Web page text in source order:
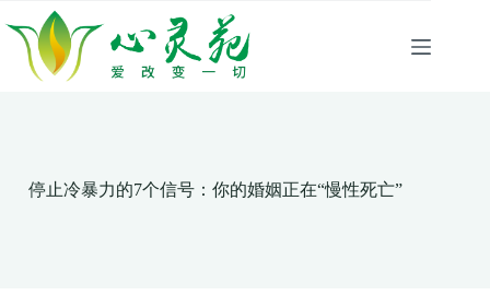
至
停止冷暴力的7个信号：你的婚姻正在“慢性死亡”